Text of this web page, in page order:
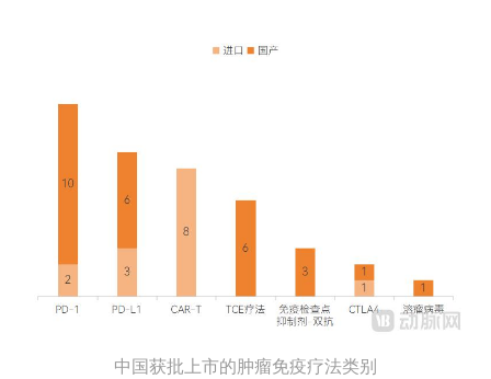
中国获批上市的肿瘤免疫疗法类别